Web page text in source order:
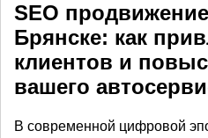
SEO
Брянске: как
клиентов и
вашего
В современной цифровой